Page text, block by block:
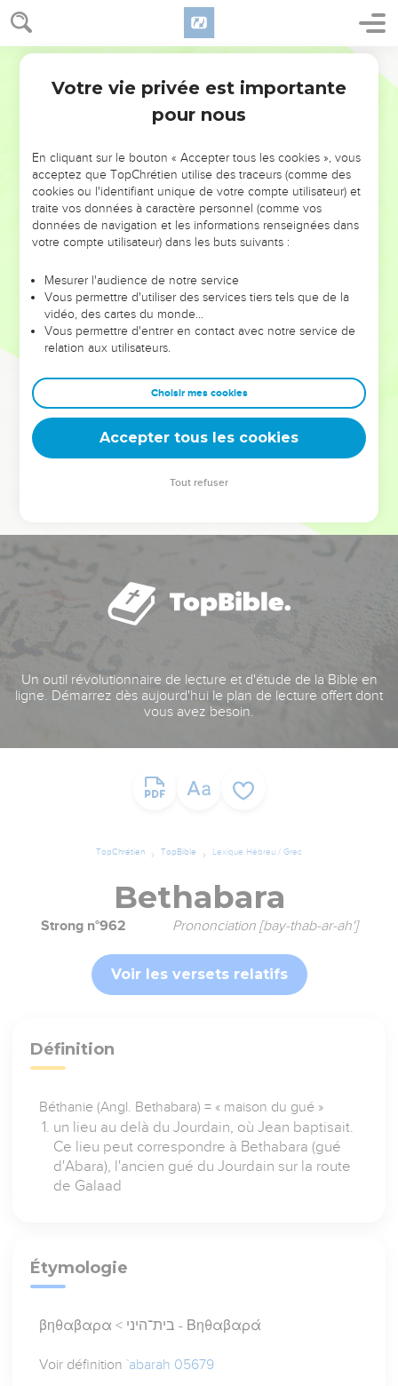
NE MANQUEZ PAS L’ÉVÉNEMENT
DE L’ANNÉE !
ET SI LEURS ERREURS POUVAIENT VOUS ÉVITER LES
VOTRES ?
leur foi ou leur vision. Mais on voit moins les doutes, les erreurs
et les saisons difficiles qu'ils ont traversés, alors même que ce
sont elles qui les ont façonnés.
Dans cette conférence, leaders, entrepreneurs, et responsables
clés pour avancer avec plus de sagesse afin que leurs erreurs
deviennent vos tremplins. Que vous guidiez un ministère, une
équipe, un groupe ou une famille, leur expérience est faite
Un outil révolutionnaire de lecture et d'étude de la Bible en
ligne. Démarrez dès aujourd'hui le plan de lecture offert dont
vous avez besoin.
TopChrétien TopBible Lexique Hébreu / Grec
Bethabara
Strong n°962 Prononciation [bay-thab-ar-ah']
Voir les versets relatifs
Définition
Béthanie (Angl. Bethabara) = « maison du gué »
un lieu au delà du Jourdain, où Jean baptisait.
Ce lieu peut correspondre à Bethabara (gué
d'Abara), l'ancien gué du Jourdain sur la route
de Galaad
Étymologie
βηθαβαρα < בית־היני - Βηθαβαρά
Voir définition`abarah 05679
Votre vie privée est importante
pour nous
En cliquant sur le bouton « Accepter tous les cookies », vous
acceptez que TopChrétien utilise des traceurs (comme des
cookies ou l'identifiant unique de votre compte utilisateur) et
traite vos données à caractère personnel (comme vos
données de navigation et les informations renseignées dans
votre compte utilisateur) dans les buts suivants :
Mesurer l'audience de notre service
Vous permettre d'utiliser des services tiers tels que de la
vidéo, des cartes du monde…
Vous permettre d'entrer en contact avec notre service de
relation aux utilisateurs.
Choisir mes cookies
Accepter tous les cookies
Tout refuser